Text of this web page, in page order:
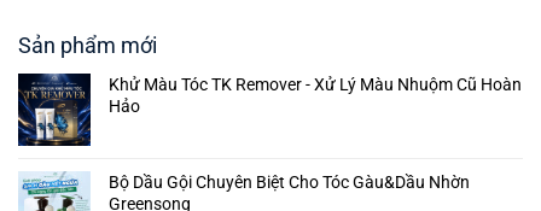
Sản phẩm mới
Khử Màu Tóc TK Remover - Xử Lý Màu Nhuộm Cũ Hoàn
Hảo
Bộ Dầu Gội Chuyên Biệt Cho Tóc Gàu&Dầu Nhờn
Greensong